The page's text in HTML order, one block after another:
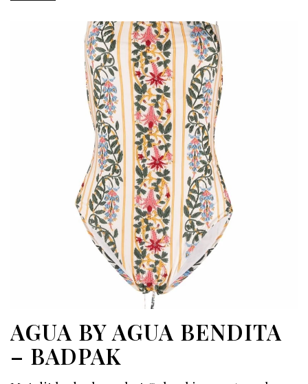
AGUA BY AGUA BENDITA
– BADPAK